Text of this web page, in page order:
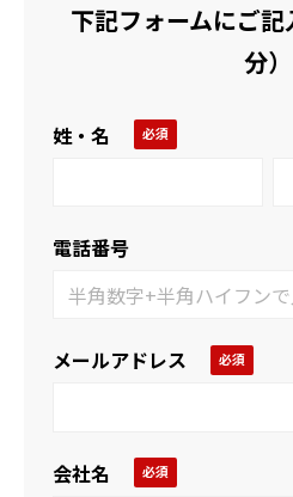
下記フォームにご
分）
姓・名
電話番号
メールアドレス
会社名